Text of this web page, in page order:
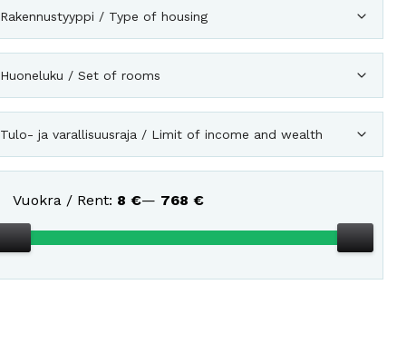
Rakennustyyppi / Type of housing
Huoneluku / Set of rooms
Tulo- ja varallisuusraja / Limit of income and wealth
Vuokra / Rent: 8 €— 768 €